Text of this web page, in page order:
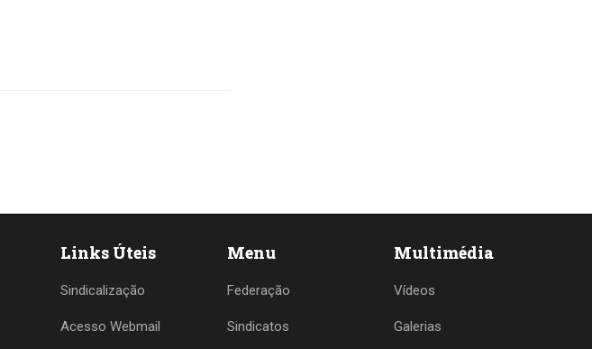
Links Úteis
Sindicalização
Acesso Webmail
Menu
Federação
Sindicatos
Multimédia
Vídeos
Galerias